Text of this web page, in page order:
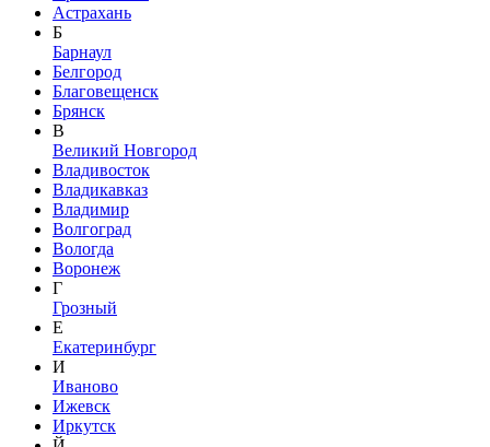
Астрахань
Б
Барнаул
Белгород
Благовещенск
Брянск
В
Великий Новгород
Владивосток
Владикавказ
Владимир
Волгоград
Вологда
Воронеж
Г
Грозный
Е
Екатеринбург
И
Иваново
Ижевск
Иркутск